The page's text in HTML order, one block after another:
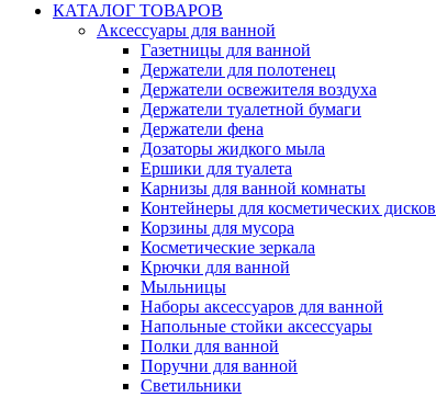
КАТАЛОГ ТОВАРОВ
Аксессуары для ванной
Газетницы для ванной
Держатели для полотенец
Держатели освежителя воздуха
Держатели туалетной бумаги
Держатели фена
Дозаторы жидкого мыла
Ершики для туалета
Карнизы для ванной комнаты
Контейнеры для косметических дисков
Корзины для мусора
Косметические зеркала
Крючки для ванной
Мыльницы
Наборы аксессуаров для ванной
Напольные стойки аксессуары
Полки для ванной
Поручни для ванной
Светильники